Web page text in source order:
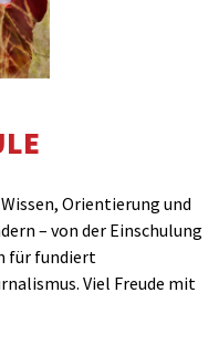
Orientierung und
– von der Einschulung
für fundiert
Viel Freude mit